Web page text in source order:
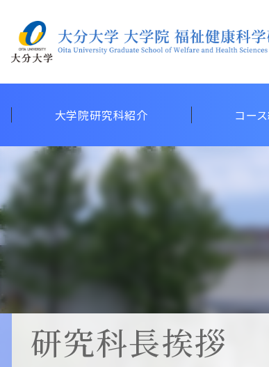
大学院研究科紹介 コー
地域共生社
権利擁護教
臨床心理教
ター(心理教
研究科長挨拶